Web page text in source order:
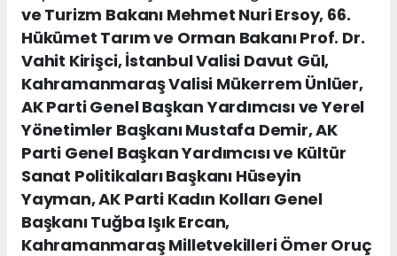
ve Turizm Bakanı Mehmet Nuri Ersoy, 66.
Hükümet Tarım ve Orman Bakanı Prof. Dr.
Vahit Kirişci, İstanbul Valisi Davut Gül,
Kahramanmaraş Valisi Mükerrem Ünlüer,
AK Parti Genel Başkan Yardımcısı ve Yerel
Yönetimler Başkanı Mustafa Demir, AK
Parti Genel Başkan Yardımcısı ve Kültür
Sanat Politikaları Başkanı Hüseyin
Yayman, AK Parti Kadın Kolları Genel
Başkanı Tuğba Işık Ercan,
Kahramanmaraş Milletvekilleri Ömer Oruç